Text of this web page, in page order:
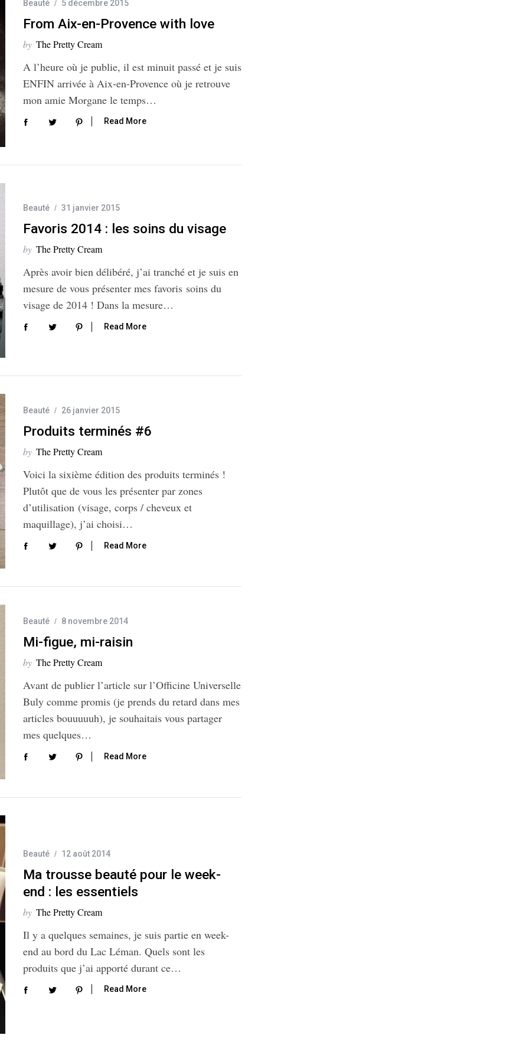
Beauté 5 décembre 2015
From Aix-en-Provence with love
by The Pretty Cream
A l’heure où je publie, il est minuit passé et je suis
ENFIN arrivée à Aix-en-Provence où je retrouve
mon amie Morgane le temps…
Read More
Beauté 31 janvier 2015
Favoris 2014 : les soins du visage
by The Pretty Cream
Après avoir bien délibéré, j’ai tranché et je suis en
mesure de vous présenter mes favoris soins du
visage de 2014 ! Dans la mesure…
Read More
Beauté 26 janvier 2015
Produits terminés #6
by The Pretty Cream
Voici la sixième édition des produits terminés !
Plutôt que de vous les présenter par zones
d’utilisation (visage, corps / cheveux et
maquillage), j’ai choisi…
Read More
Beauté 8 novembre 2014
Mi-figue, mi-raisin
by The Pretty Cream
Avant de publier l’article sur l’Officine Universelle
Buly comme promis (je prends du retard dans mes
articles bouuuuuh), je souhaitais vous partager
mes quelques…
Read More
Beauté 12 août 2014
Ma trousse beauté pour le week-
end : les essentiels
by The Pretty Cream
Il y a quelques semaines, je suis partie en week-
end au bord du Lac Léman. Quels sont les
produits que j’ai apporté durant ce…
Read More